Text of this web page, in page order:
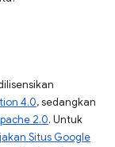
4.0, sedangkan
2.0. Untuk
Situs Google